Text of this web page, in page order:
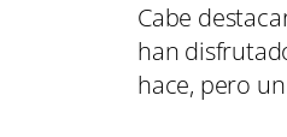
Cabe
han
hace, pero